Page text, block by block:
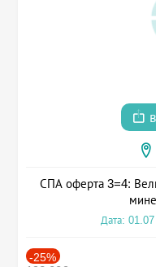
СПА оферта 3=4:
Дата:
-25%